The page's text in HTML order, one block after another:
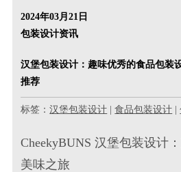
2024年03月21日
包装设计资讯
汉堡包装设计：趣味优秀的食品包装
推荐
标签：汉堡包装设计 |食品包装设计 |
CheekyBUNS 汉堡包装设计
美味之旅